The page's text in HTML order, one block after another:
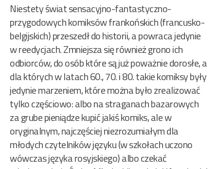
Niestety świat sensacyjno-fantastyczno-
przygodowych komiksów frankońskich (francusko-
belgijskich) przeszedł do historii, a powraca jedynie
w reedycjach. Zmniejsza się również grono ich
odbiorców, do osób które są już poważnie dorosłe, a
dla których w latach 60., 70. i 80. takie komiksy były
jedynie marzeniem, które można było zrealizować
tylko częściowo: albo na straganach bazarowych
za grube pieniądze kupić jakiś komiks, ale w
oryginalnym, najczęściej niezrozumiałym dla
młodych czytelników języku (w szkołach uczono
wówczas języka rosyjskiego) albo czekać